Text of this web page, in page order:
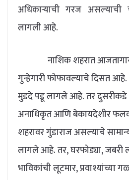
अधिकाऱ्याची गरज असल्याची
लागली आहे.
नाशिक शहरात
गुन्हेगारी फोफावल्याचे दिसत
मुडदे पडू लागले आहे. तर दुसरीकडे
अनाधिकृत आणि बेकायदेशीर
शहरावर गुंडाराज असल्याचे
लागले आहे. तर, घरफोड्या, जबरी
भाविकांची लूटमार, प्रवाश्यांच्या